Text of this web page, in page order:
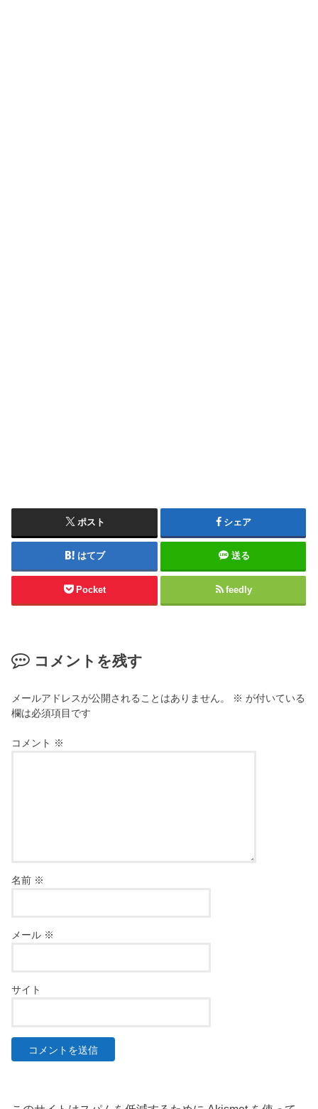
ポスト シェア
はてブ 送る
Pocket feedly
コメントを残す
メールアドレスが公開されることはありません。 ※ が付いている
欄は必須項目です
コメント ※
名前 ※
メール ※
サイト